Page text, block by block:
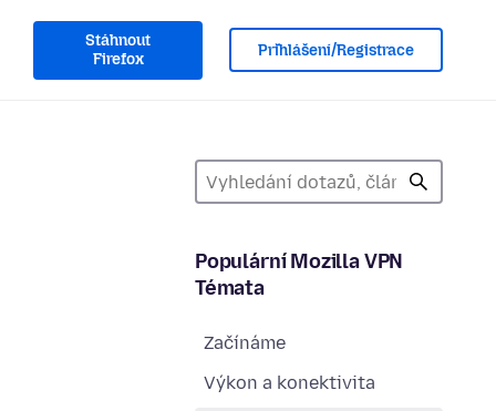
Stáhnout
Firefox
Přihlášení/Registrace
Populární Mozilla VPN
Témata
Začínáme
Výkon a konektivita